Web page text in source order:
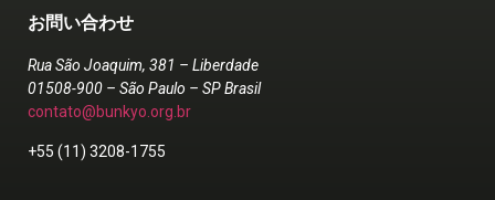
お問い合わせ
Rua São Joaquim, 381 – Liberdade
01508-900 – São Paulo – SP Brasil
contato@bunkyo.org.br
+55 (11) 3208-1755